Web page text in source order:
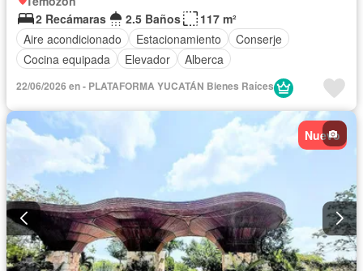
2 Recámaras
2.5 Baños
117 m²
Aire acondicionado
Estacionamiento
Conserje
Cocina equipada
Elevador Alberca
22/06/2026 en - PLATAFORMA YUCATÁN Bienes Raíces
Nuevo